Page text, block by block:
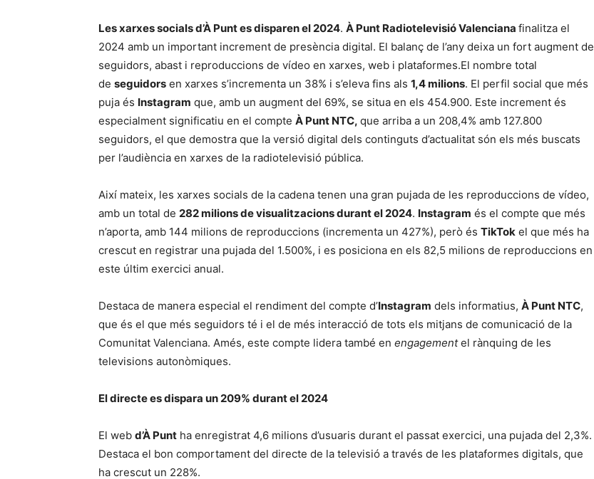
Les xarxes socials d’À Punt es disparen el 2024. À Punt Radiotelevisió Valenciana finalitza el
2024 amb un important increment de presència digital. El balanç de l’any deixa un fort augment de
seguidors, abast i reproduccions de vídeo en xarxes, web i plataformes.El nombre total
de seguidors en xarxes s’incrementa un 38% i s’eleva fins als 1,4 milions. El perfil social que més
puja és Instagram que, amb un augment del 69%, se situa en els 454.900. Este increment és
especialment significatiu en el compte À Punt NTC, que arriba a un 208,4% amb 127.800
seguidors, el que demostra que la versió digital dels continguts d’actualitat són els més buscats
per l’audiència en xarxes de la radiotelevisió pública.
Així mateix, les xarxes socials de la cadena tenen una gran pujada de les reproduccions de vídeo,
amb un total de 282 milions de visualitzacions durant el 2024. Instagram és el compte que més
n’aporta, amb 144 milions de reproduccions (incrementa un 427%), però és TikTok el que més ha
crescut en registrar una pujada del 1.500%, i es posiciona en els 82,5 milions de reproduccions en
este últim exercici anual.
Destaca de manera especial el rendiment del compte d’Instagram dels informatius, À Punt NTC,
que és el que més seguidors té i el de més interacció de tots els mitjans de comunicació de la
Comunitat Valenciana. Amés, este compte lidera també en engagementel rànquing de les
televisions autonòmiques.
El directe es dispara un 209% durant el 2024
El web d’À Punt ha enregistrat 4,6 milions d’usuaris durant el passat exercici, una pujada del 2,3%.
Destaca el bon comportament del directe de la televisió a través de les plataformes digitals, que
ha crescut un 228%.